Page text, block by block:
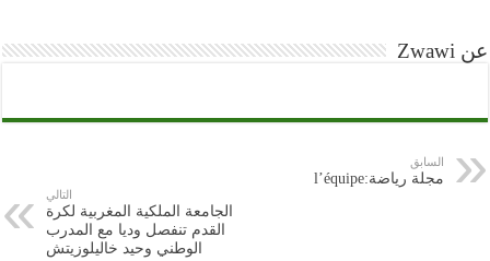
عن Zwawi
السابق
مجلة رياضة:l’équipe
التالي
الجامعة الملكية المغربية لكرة
القدم تنفصل وديا مع المدرب
الوطني وحيد خاليلوزيتش